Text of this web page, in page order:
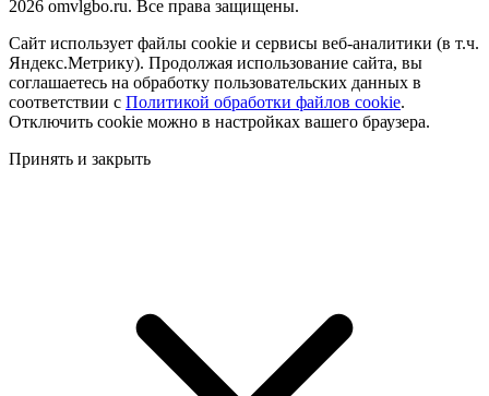
2026 omvlgbo.ru. Все права защищены.
Сайт использует файлы cookie и сервисы веб-аналитики (в т.ч.
Яндекс.Метрику). Продолжая использование сайта, вы
соглашаетесь на обработку пользовательских данных в
соответствии с Политикой обработки файлов cookie.
Отключить cookie можно в настройках вашего браузера.
Принять и закрыть